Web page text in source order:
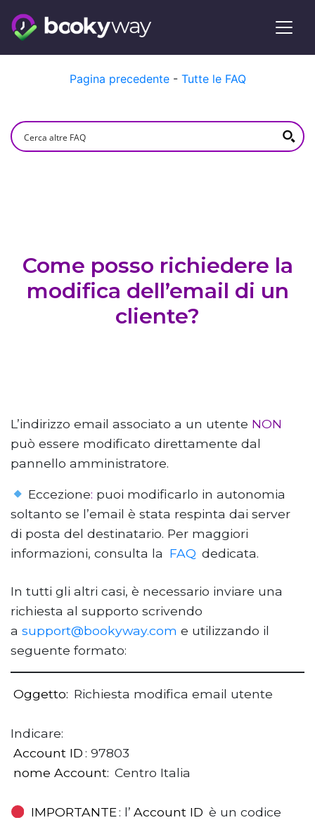
Pagina precedente- Tutte le FAQ
Come posso richiedere la
modifica dell’email di un
cliente?
L’indirizzo email associato a un utente NON
può essere modificato direttamente dal
pannello amministratore.
Eccezione: puoi modificarlo in autonomia
soltanto se l’email è stata respinta dai server
di posta del destinatario. Per maggiori
informazioni, consulta la FAQ dedicata.
In tutti gli altri casi, è necessario inviare una
richiesta al supporto scrivendo
a support@bookyway.com e utilizzando il
seguente formato:
Oggetto: Richiesta modifica email utente
Indicare:
Account ID : 97803
nome Account: Centro Italia
IMPORTANTE : l’ Account ID è un codice